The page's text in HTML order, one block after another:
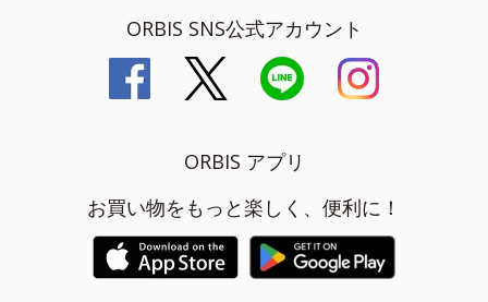
ORBIS SNS公式アカウント
ORBIS アプリ
お買い物をもっと楽しく、便利に！